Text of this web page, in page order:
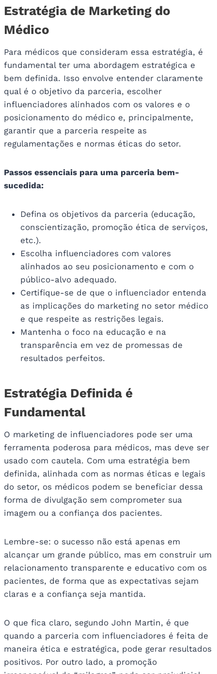
Estratégia de Marketing do
Médico
Para médicos que consideram essa estratégia, é
fundamental ter uma abordagem estratégica e
bem definida. Isso envolve entender claramente
qual é o objetivo da parceria, escolher
influenciadores alinhados com os valores e o
posicionamento do médico e, principalmente,
garantir que a parceria respeite as
regulamentações e normas éticas do setor.
Passos essenciais para uma parceria bem-
sucedida:
Defina os objetivos da parceria (educação,
conscientização, promoção ética de serviços,
etc.).
Escolha influenciadores com valores
alinhados ao seu posicionamento e com o
público-alvo adequado.
Certifique-se de que o influenciador entenda
as implicações do marketing no setor médico
e que respeite as restrições legais.
Mantenha o foco na educação e na
transparência em vez de promessas de
resultados perfeitos.
Estratégia Definida é
Fundamental
O marketing de influenciadores pode ser uma
ferramenta poderosa para médicos, mas deve ser
usado com cautela. Com uma estratégia bem
definida, alinhada com as normas éticas e legais
do setor, os médicos podem se beneficiar dessa
forma de divulgação sem comprometer sua
imagem ou a confiança dos pacientes.
Lembre-se: o sucesso não está apenas em
alcançar um grande público, mas em construir um
relacionamento transparente e educativo com os
pacientes, de forma que as expectativas sejam
claras e a confiança seja mantida.
O que fica claro, segundo John Martin, é que
quando a parceria com influenciadores é feita de
maneira ética e estratégica, pode gerar resultados
positivos. Por outro lado, a promoção